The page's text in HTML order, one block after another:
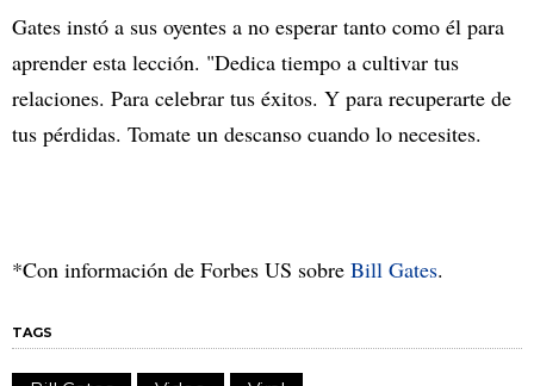
Gates instó a sus oyentes a no esperar tanto como él para
aprender esta lección. "Dedica tiempo a cultivar tus
relaciones. Para celebrar tus éxitos. Y para recuperarte de
tus pérdidas. Tomate un descanso cuando lo necesites.
*Con información de Forbes US sobre Bill Gates.
TAGS